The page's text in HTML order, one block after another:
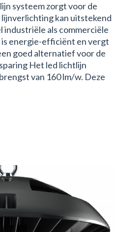
systeem zorgt voor de
kan uitstekend
als commerciële
energie-efficiënt en vergt
goed alternatief voor de
Het led lichtlijn
van 160 lm/w. Deze